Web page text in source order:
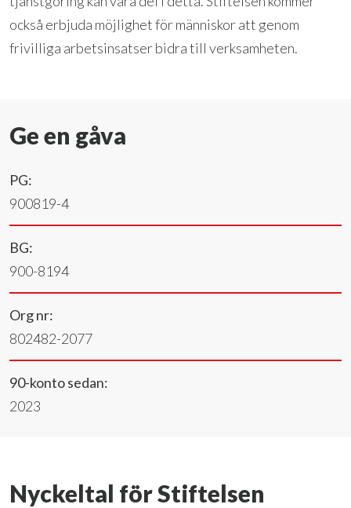
också erbjuda möjlighet för människor att genom
frivilliga arbetsinsatser bidra till verksamheten.
Ge en gåva
PG:
900819-4
BG:
900-8194
Org nr:
802482-2077
90-konto sedan:
2023
Nyckeltal för Stiftelsen